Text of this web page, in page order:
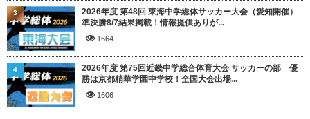
2026年度 第48回 東海中学総体サッカー大会（愛知開催）
準決勝8/7結果掲載！情報提供ありが...
1664
3
2026年度 第75回近畿中学総合体育大会 サッカーの部 優
勝は京都精華学園中学校！全国大会出場...
1606
4